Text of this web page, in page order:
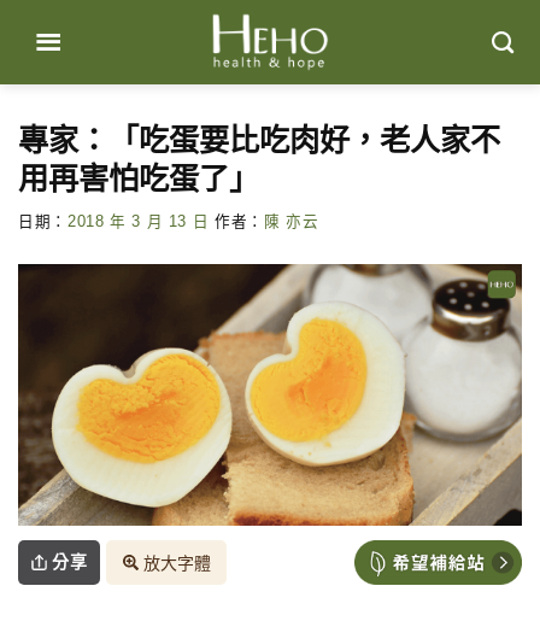
content
專家：「吃蛋要比吃肉好，老人家不
用再害怕吃蛋了」
日期： 2018 年 3 月 13 日 作者： 陳 亦云
分享 放大字體